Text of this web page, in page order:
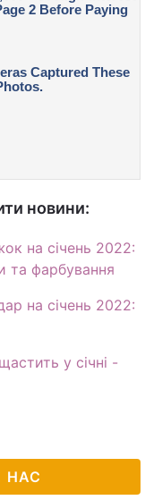
новини:
на січень 2022:
та фарбування
на січень 2022:
у січні -
НАС